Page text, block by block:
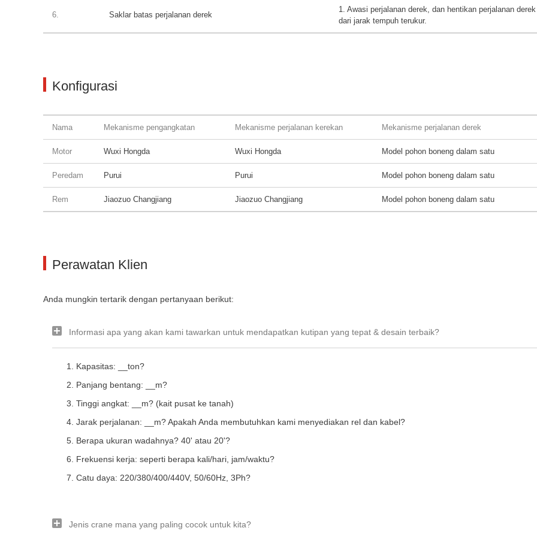
6. Saklar batas perjalanan derek
1. Awasi perjalanan derek, dan hentikan perjalanan
dari jarak tempuh terukur.
Konfigurasi
Nama Mekanisme pengangkatan Mekanisme perjalanan kerekan Mekanisme perjalanan derek
Motor Wuxi Hongda Wuxi Hongda Model pohon boneng dalam satu
Peredam Purui Purui Model pohon boneng dalam satu
Rem Jiaozuo Changjiang Jiaozuo Changjiang Model pohon boneng dalam satu
Perawatan Klien
Anda mungkin tertarik dengan pertanyaan berikut:
Informasi apa yang akan kami tawarkan untuk mendapatkan kutipan yang tepat & desain terbaik?
Kapasitas: __ton?
Panjang bentang: __m?
Tinggi angkat: __m? (kait pusat ke tanah)
Jarak perjalanan: __m? Apakah Anda membutuhkan kami menyediakan rel dan kabel?
Berapa ukuran wadahnya? 40' atau 20'?
Frekuensi kerja: seperti berapa kali/hari, jam/waktu?
Catu daya: 220/380/400/440V, 50/60Hz, 3Ph?
Jenis crane mana yang paling cocok untuk kita?